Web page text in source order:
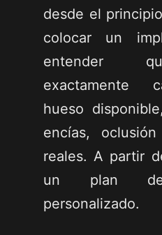
desde el
colocar un
entender
exactamente
hueso
encías,
reales. A partir
un plan de
personalizado.